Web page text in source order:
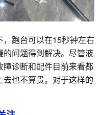
跑台可以在15秒钟左右
问题得到解决。尽管液
诊断和配件目前来看都
也不算贵。对于这样的